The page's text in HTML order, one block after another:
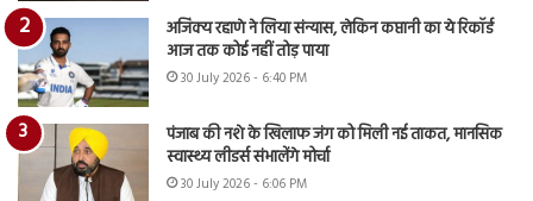
अजिंक्य रहाणे ने लिया संन्यास, लेकिन कप्तानी का ये रिकॉर्ड
आज तक कोई नहीं तोड़ पाया
30 July 2026 - 6:40 PM
पंजाब की नशे के खिलाफ जंग को मिली नई ताकत, मानसिक
स्वास्थ्य लीडर्स संभालेंगे मोर्चा
30 July 2026 - 6:06 PM